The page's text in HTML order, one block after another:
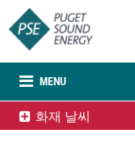
MENU
화재 날씨